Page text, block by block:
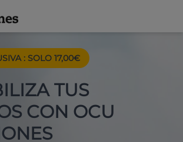
: SOLO 17,00€
TUS
CON OCU